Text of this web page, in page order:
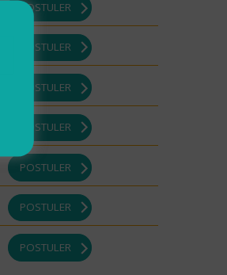
POSTULER
POSTULER
POSTULER
POSTULER
POSTULER
POSTULER
POSTULER